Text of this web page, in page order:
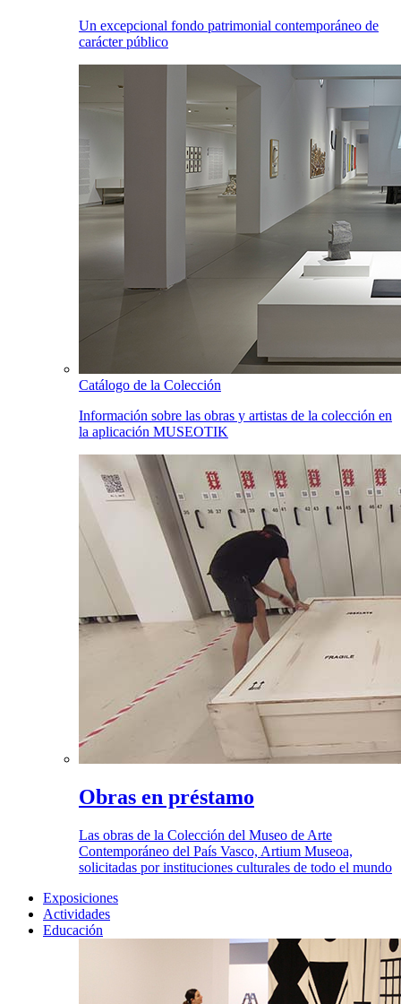
Un excepcional fondo patrimonial contemporáneo de
carácter público
Catálogo de la Colección
Información sobre las obras y artistas de la colección en
la aplicación MUSEOTIK
Obras en préstamo
Las obras de la Colección del Museo de Arte
Contemporáneo del País Vasco, Artium Museoa,
solicitadas por instituciones culturales de todo el mundo
Exposiciones
Actividades
Educación